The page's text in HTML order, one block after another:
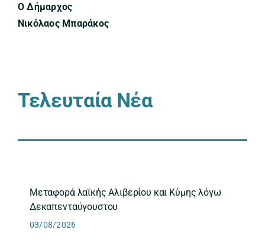
Ο Δήμαρχος
Νικόλαος Μπαράκος
Τελευταία Νέα
Μεταφορά λαϊκής Αλιβερίου και Κύμης λόγω
Δεκαπενταύγουστου
03/08/2026